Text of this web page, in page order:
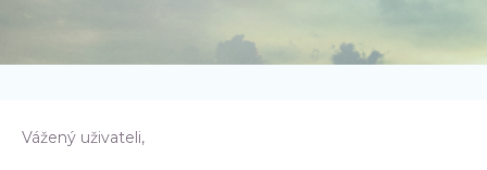
Vážený uživateli,